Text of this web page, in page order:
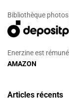
Bibliothèque
Enerzine est
AMAZON
Articles récents